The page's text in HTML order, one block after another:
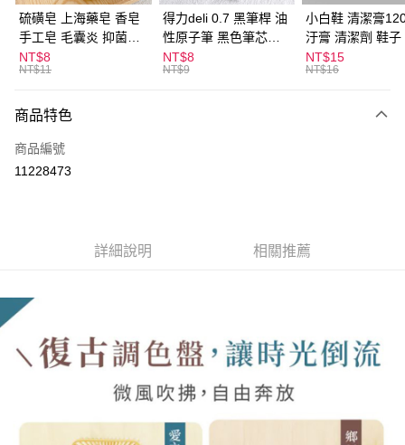
悠遊付
ATM付款
全家取貨付款
每筆NT$60，滿NT$599(含以上)免運費
付款後全家取貨
每筆NT$60，滿NT$599(含以上)免運費
每筆NT$60，滿NT$599(含以上)免運費
宅配
每筆NT$120，滿NT$1,999(含以上)免運費
硫磺皂 上海藥皂 香皂
手工皂 毛囊炎 抑菌除
蟎 清潔護膚 去油去痘
寵物皮膚病 狗狗貓咪
NT$8
NT$11
得力deli 0.7 黑筆桿 油
性原子筆 黑色筆芯
S304
NT$8
NT$9
小白鞋 清潔膏
汙膏 清潔劑 鞋子
漬 白皮鞋 鞋油
NT$15
NT$16
商品特色
商品編號
11228473
詳細說明 相關推薦